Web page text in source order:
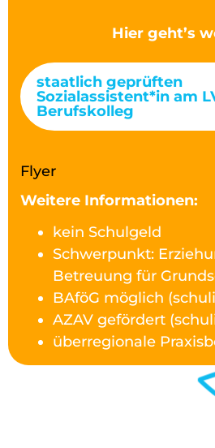
Hier geht’s
staatlich geprüften
Sozialassistent*in am
Berufskolleg
Flyer
Weitere Informationen:
kein Schulgeld
Schwerpunkt:
Betreuung für
BAföG möglich
AZAV gefördert
überregionale